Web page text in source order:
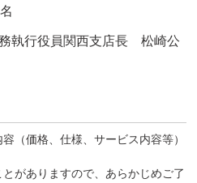
行役員関西支店長 松崎公
（価格、仕様、サービス内容等）
がありますので、あらかじめご了